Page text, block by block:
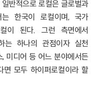
반적으로 로컬은 글로벌과
한국이 로컬이며, 국가
이 된다. 그런 측면에서
는 하나의 관점이자 실천
미디어 등 어느 분야에서든
면 모두 하이퍼로컬이라 할